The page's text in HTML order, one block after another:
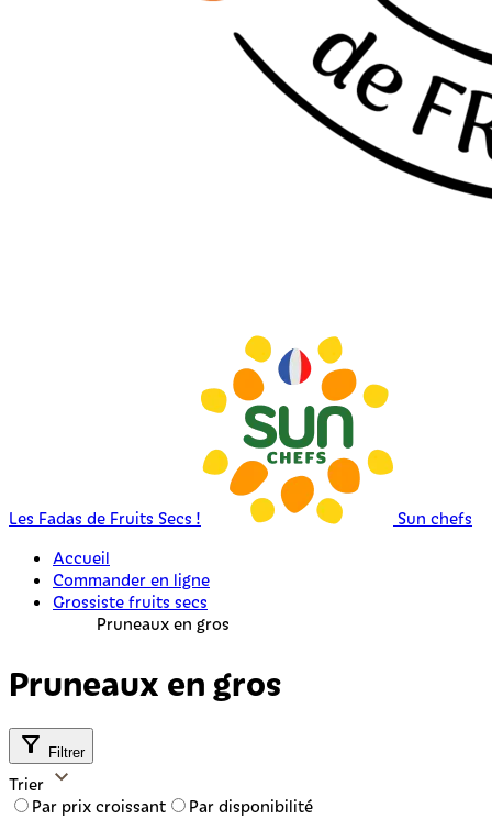
Les Fadas de Fruits Secs !
Sun chefs
Accueil
Commander en ligne
Grossiste fruits secs
Pruneaux en gros
Pruneaux en gros
Filtrer
Trier
Par prix croissant
Par disponibilité